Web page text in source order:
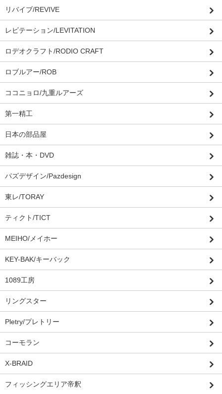
リバイブ/REVIVE
レビテーション/LEVITATION
ロデオクラフト/RODIO CRAFT
ロブルアー/ROB
ココニョロ/九重ルアーズ
第一精工
日本の部品屋
雑誌・本・DVD
パズデザイン/Pazdesign
東レ/TORAY
ティクト/TICT
MEIHO/メイホー
KEY-BAK/キーバック
1089工房
リングスター
Pletry/プレトリー
コーモラン
X-BRAID
フィッシングエリア帝釈